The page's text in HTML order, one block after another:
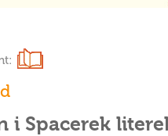
i Spacerek